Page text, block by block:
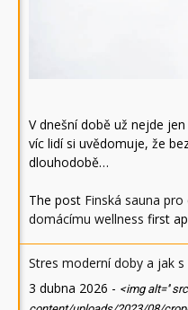
V dnešní době už nejde
víc lidí si uvědomuje, že
dlouhodobě…
The post Finská sauna
domácímu wellness first
Stres moderní doby a jak
3 dubna 2026 - <img alt=''